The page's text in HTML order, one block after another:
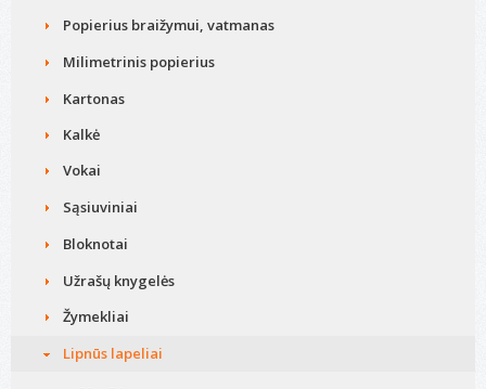
Popierius braižymui, vatmanas
Milimetrinis popierius
Kartonas
Kalkė
Vokai
Sąsiuviniai
Bloknotai
Užrašų knygelės
Žymekliai
Lipnūs lapeliai